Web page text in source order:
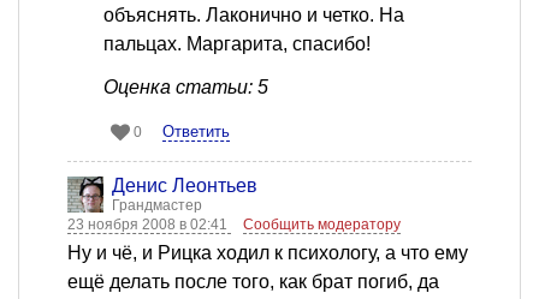
объяснять. Лаконично и четко. На
пальцах. Маргарита, спасибо!
Оценка статьи: 5
0 Ответить
Денис Леонтьев
Грандмастер
23 ноября 2008 в 02:41
Сообщить модератору
Ну и чё, и Рицка ходил к психологу, а что ему
ещё делать после того, как брат погиб, да